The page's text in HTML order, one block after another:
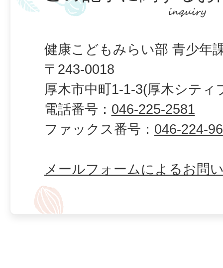
健康こどもみらい部 青少年
〒243-0018
厚木市中町1-1-3(厚木シティ
電話番号： 046-225-2581
ファックス番号： 046-224-
メールフォームによるお問